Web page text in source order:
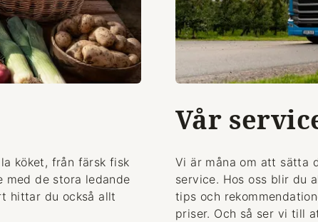
köket, från färsk fisk
med de stora ledande
hittar du också allt
Vår
Vi är måna om att sätta
service. Hos oss blir du
tips och
priser. Och så ser vi till